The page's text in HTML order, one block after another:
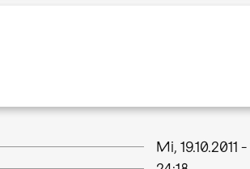
Mi, 19.10.2011